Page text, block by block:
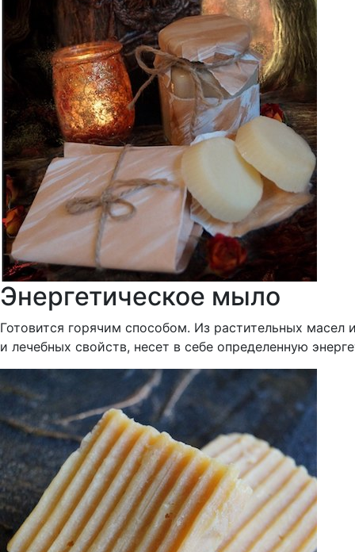
Энергетическое мыло
Готовится горячим способом. Из растительных
и лечебных свойств, несет в себе определенную